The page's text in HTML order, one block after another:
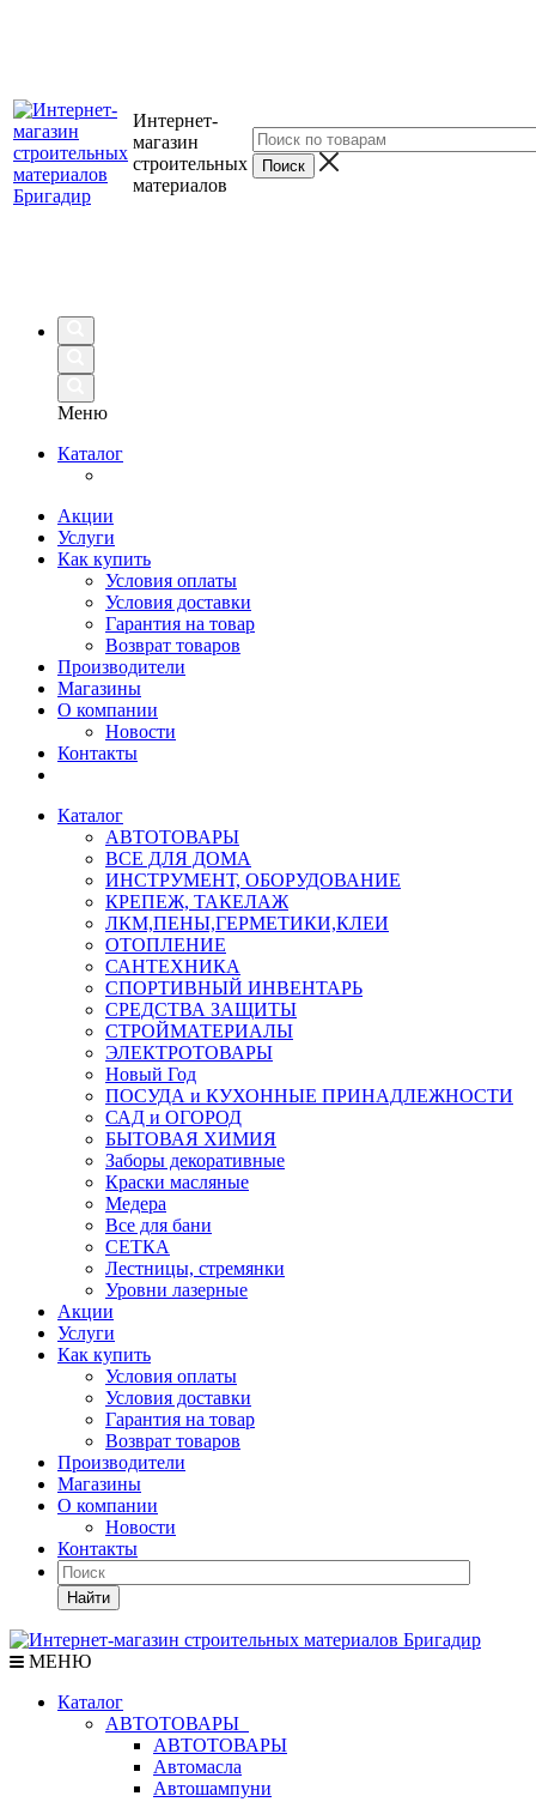
Интернет-
магазин
строительных
материалов
Меню
Каталог
Акции
Услуги
Как купить
Условия оплаты
Условия доставки
Гарантия на товар
Возврат товаров
Производители
Магазины
О компании
Новости
Контакты
Каталог
АВТОТОВАРЫ
ВСЕ ДЛЯ ДОМА
ИНСТРУМЕНТ, ОБОРУДОВАНИЕ
КРЕПЕЖ, ТАКЕЛАЖ
ЛКМ,ПЕНЫ,ГЕРМЕТИКИ,КЛЕИ
ОТОПЛЕНИЕ
САНТЕХНИКА
СПОРТИВНЫЙ ИНВЕНТАРЬ
СРЕДСТВА ЗАЩИТЫ
СТРОЙМАТЕРИАЛЫ
ЭЛЕКТРОТОВАРЫ
Новый Год
ПОСУДА и КУХОННЫЕ ПРИНАДЛЕЖНОСТИ
САД и ОГОРОД
БЫТОВАЯ ХИМИЯ
Заборы декоративные
Краски масляные
Медера
Все для бани
СЕТКА
Лестницы, стремянки
Уровни лазерные
Акции
Услуги
Как купить
Условия оплаты
Условия доставки
Гарантия на товар
Возврат товаров
Производители
Магазины
О компании
Новости
Контакты
Найти
МЕНЮ
Каталог
АВТОТОВАРЫ
АВТОТОВАРЫ
Автомасла
Автошампуни